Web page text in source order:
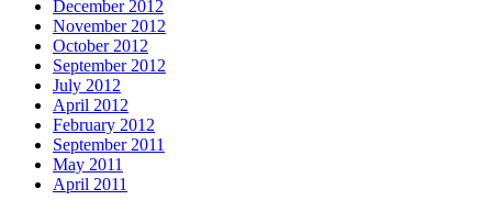
December 2012
November 2012
October 2012
September 2012
July 2012
April 2012
February 2012
September 2011
May 2011
April 2011